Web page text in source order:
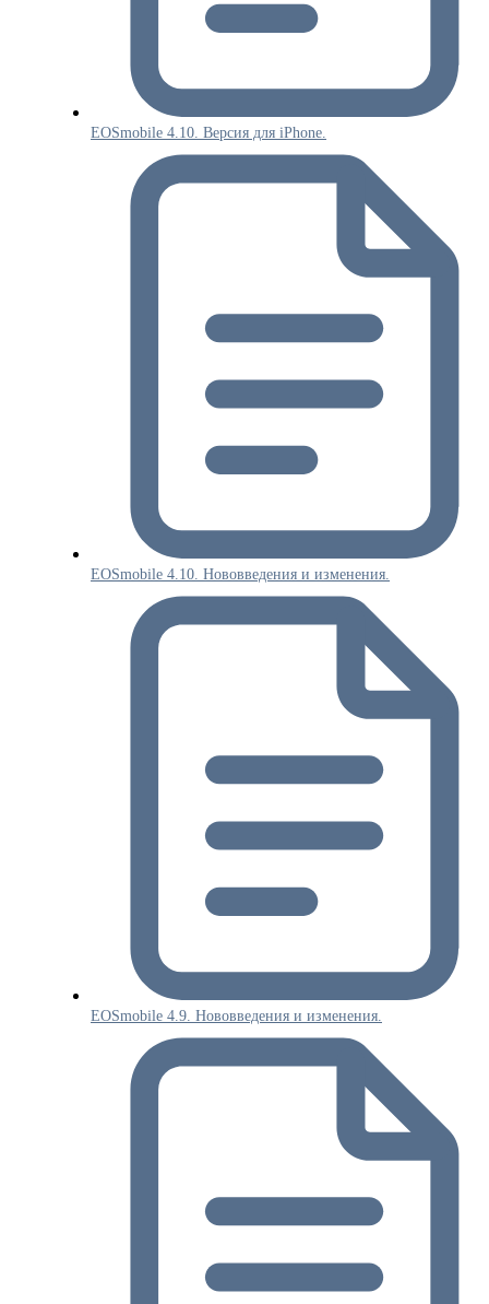
EOSmobile 4.10. Версия для iPhone.
EOSmobile 4.10. Нововведения и изменения.
EOSmobile 4.9. Нововведения и изменения.